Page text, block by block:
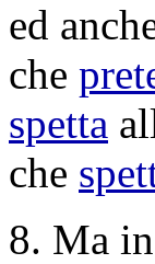
ed
che
spetta
che
8. Ma in